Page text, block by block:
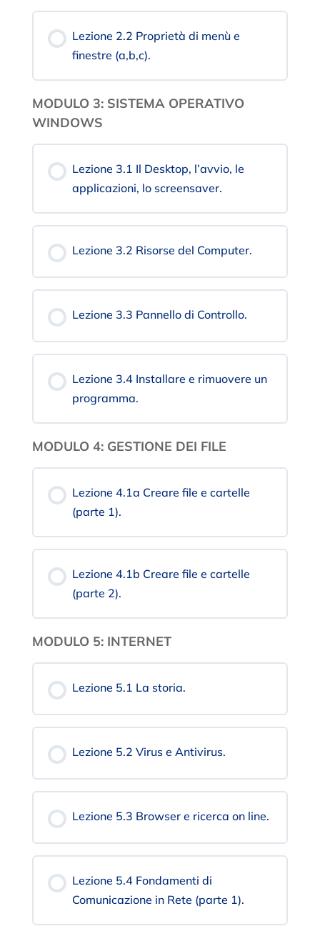
Lezione 2.2 Proprietà di menù e
finestre (a,b,c).
MODULO 3: SISTEMA OPERATIVO
WINDOWS
Lezione 3.1 Il Desktop, l’avvio, le
applicazioni, lo screensaver.
Lezione 3.2 Risorse del Computer.
Lezione 3.3 Pannello di Controllo.
Lezione 3.4 Installare e rimuovere un
programma.
MODULO 4: GESTIONE DEI FILE
Lezione 4.1a Creare file e cartelle
(parte 1).
Lezione 4.1b Creare file e cartelle
(parte 2).
MODULO 5: INTERNET
Lezione 5.1 La storia.
Lezione 5.2 Virus e Antivirus.
Lezione 5.3 Browser e ricerca on line.
Lezione 5.4 Fondamenti di
Comunicazione in Rete (parte 1).